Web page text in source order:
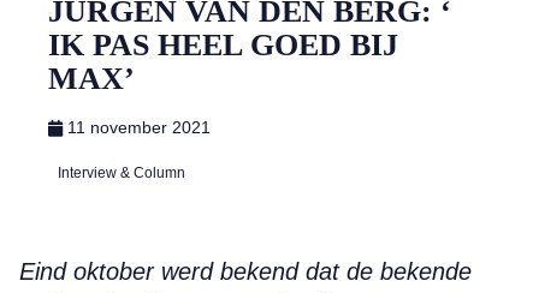
JURGEN VAN DEN BERG: ‘
IK PAS HEEL GOED BIJ
MAX’
11 november 2021
Interview & Column
Eind oktober werd bekend dat de bekende